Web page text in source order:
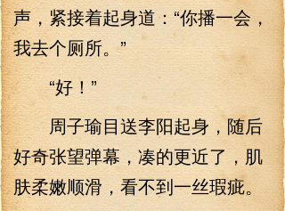
声，紧接着起身道：“你播一会，
我去个厕所。”
“好！”
周子瑜目送李阳起身，随后
好奇张望弹幕，凑的更近了，肌
肤柔嫩顺滑，看不到一丝瑕疵。